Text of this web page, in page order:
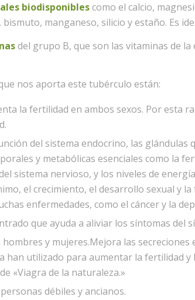
biodisponiblescomo el calcio,
manganeso, silicio y estaño. Es
del grupo B, que son las vitaminas de
nos aporta este tubérculo están:
la fertilidad en ambos sexos. Por esta
del sistema endocrino, las glándulas
y metabólicas esenciales como la
sistema nervioso, y los niveles de
el crecimiento, el desarrollo sexual y
enfermedades, como el cáncer y la
que ayuda a aliviar los síntomas del
y mujeres.Mejora las
han utilizado para aumentar la fertilidad y
«Viagra de la naturaleza.»
débiles y ancianos.